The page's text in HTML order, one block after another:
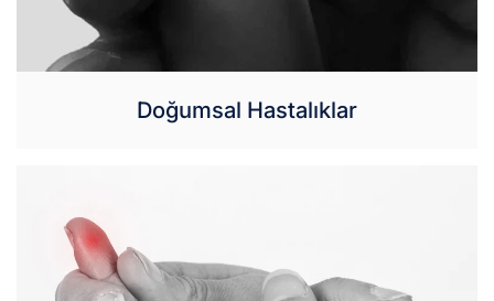
Doğumsal Hastalıklar